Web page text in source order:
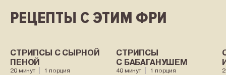
РЕЦЕПТЫ С ЭТИМ ФРИ
СТРИПСЫ С СЫРНОЙ
ПЕНОЙ
20 минут 1 порция
СТРИПСЫ
С БАБАГАНУШЕМ
40 минут 1 порция